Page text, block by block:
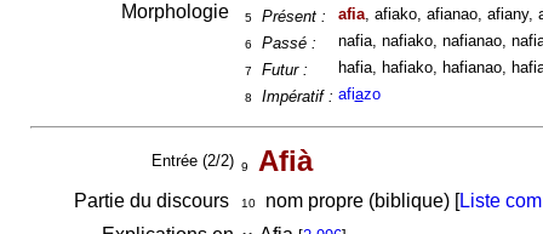
Morphologie 5 Présent : afia, afiako, afianao, afiany,
6 Passé : nafia, nafiako, nafianao,
7 Futur : hafia, hafiako, hafianao,
8 Impératif : afiazo
Entrée (2/2) 9 Afià
Partie du discours 10nom propre (biblique) [Liste